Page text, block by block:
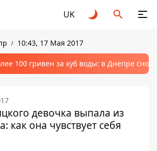
UK
10:43, 17 Мая 2017
100 гривен за куб воды: в Днепре
девочка выпала из
как она чувствует себя